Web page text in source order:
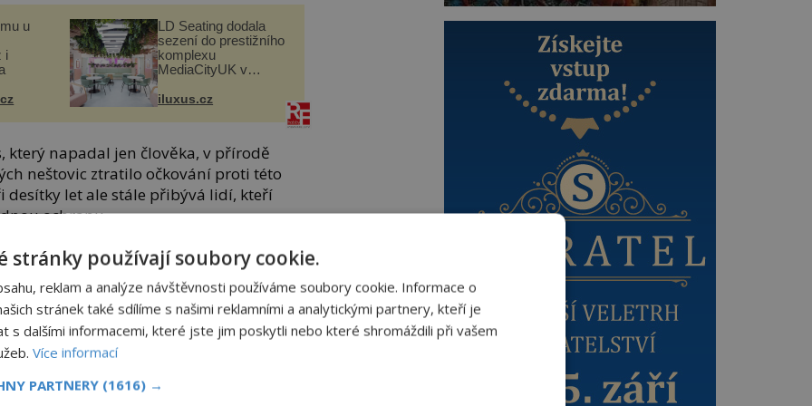
u
i
LD Seating dodala
sezení do prestižního
komplexu
MediaCityUK v
iluxus.cz
který napadal jen člověka, v přírodě
neštovic ztratilo očkování proti této
desítky let ale stále přibývá lidí, kteří
ochranu.
v tom, že zkřížená imunitní ochrana,
neštovice, nebyla jednostranná.
od těla spolu s pravými neštovicemi
dalších blízkých příbuzných ze
neštovice patří.
stránky používají soubory cookie.
reklam a analýze návštěvnosti používáme soubory cookie. Informace o
stránek také sdílíme s našimi reklamními a analytickými partnery, kteří je
s dalšími informacemi, které jste jim poskytli nebo které shromáždili při vašem
Více informací
PARTNERY (1616) →